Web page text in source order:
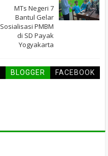
MTs Negeri 7
Bantul Gelar
Sosialisasi PMBM
di SD Payak
Yogyakarta
BLOGGER FACEBOOK